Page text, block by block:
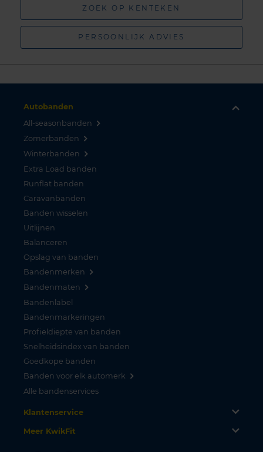
ZOEK OP KENTEKEN
PERSOONLIJK ADVIES
Autobanden
All-seasonbanden
Zomerbanden
Winterbanden
Extra Load banden
Runflat banden
Caravanbanden
Banden wisselen
Uitlijnen
Balanceren
Opslag van banden
Bandenmerken
Bandenmaten
Bandenlabel
Bandenmarkeringen
Profieldiepte van banden
Snelheidsindex van banden
Goedkope banden
Banden voor elk automerk
Alle bandenservices
Klantenservice
Meer KwikFit